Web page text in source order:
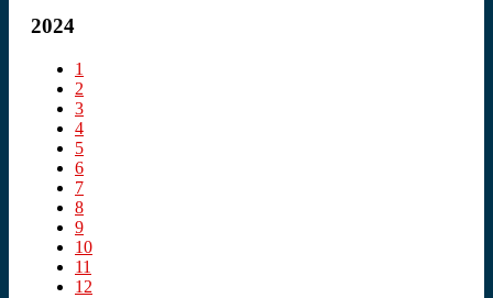
2024
1
2
3
4
5
6
7
8
9
10
11
12